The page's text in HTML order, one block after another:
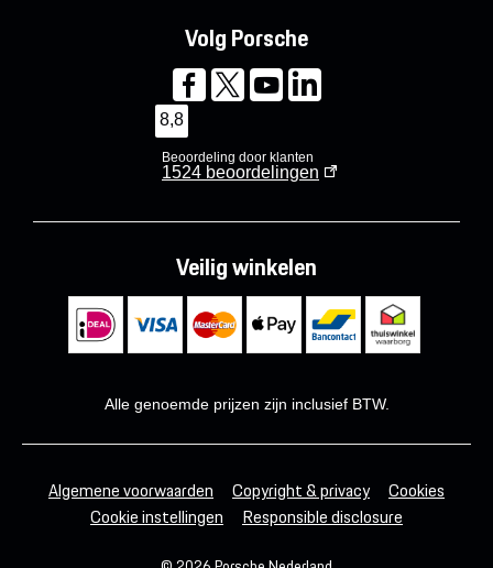
Volg Porsche
8,8
Beoordeling door klanten
1524 beoordelingen
Veilig winkelen
Alle genoemde prijzen zijn inclusief BTW.
Algemene voorwaarden Copyright & privacy
Cookies
Cookie instellingen
Responsible disclosure